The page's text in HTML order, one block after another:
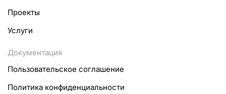
Проекты
Услуги
Документация
Пользовательское соглашение
Политика конфиденциальности